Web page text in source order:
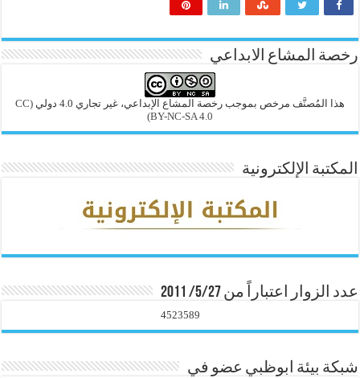
رخصة المشاع الابداعي
هذا المُصنَّف مرخص بموجب رخصة المشاع الإبداعي، غير تجاري 4.0 دولي
(CC
BY-NC-SA 4.0)
المكتبة الإلكترونية
عدد الزوار اعتباراً من 5/27/ 2011
4523589
شبكة بيئة ابوظبي عضو في